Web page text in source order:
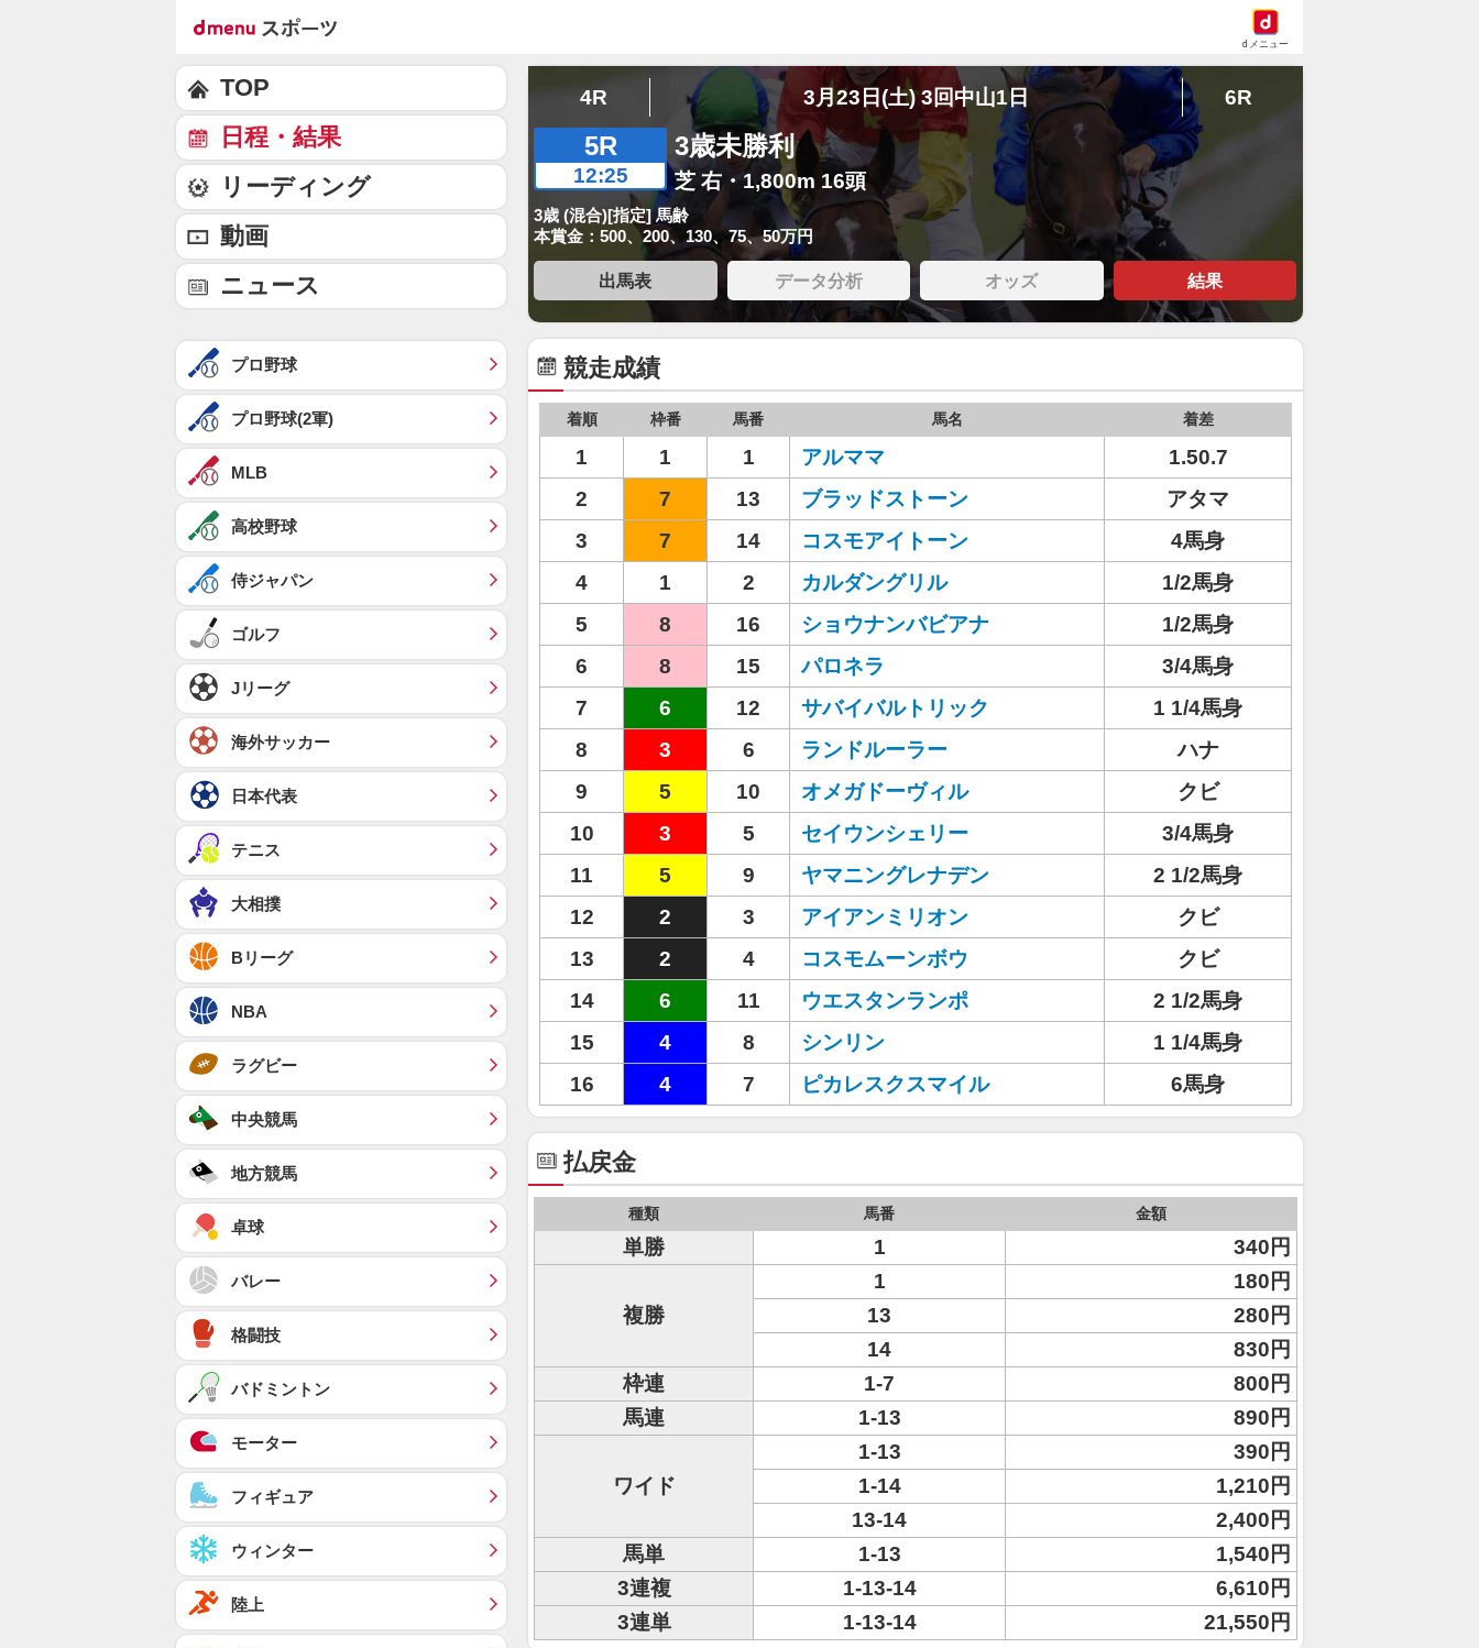
dメニュー
4R 3月23日(土) 3回中山1日 6R
5R
12:25
3歳未勝利
芝 右・1,800m 16頭
3歳 (混合)[指定] 馬齢
本賞金：500、200、130、75、50万円
出馬表 データ分析 オッズ 結果
競走成績
着順 枠番 馬番 馬名 着差
1 1 1 アルママ
1.50.7
2
7 13 ブラッドストーン
アタマ
3
7 14 コスモアイトーン
4馬身
4
1 2 カルダングリル
1/2馬身
5
8 16 ショウナンバビアナ
1/2馬身
6
8 15 パロネラ
3/4馬身
7
6 12 サバイバルトリック
1 1/4馬身
8
3 6 ランドルーラー
ハナ
9
5 10 オメガドーヴィル
クビ
10
3 5 セイウンシェリー
3/4馬身
11
5 9 ヤマニングレナデン
2 1/2馬身
12
2 3 アイアンミリオン
クビ
13
2 4 コスモムーンボウ
クビ
14
6 11 ウエスタンランポ
2 1/2馬身
15
4 8 シンリン
1 1/4馬身
16
4 7 ピカレスクスマイル 6馬身
払戻金
種類 馬番 金額
単勝 1 340円
複勝
1
180円
13
280円
14
830円
枠連
1-7
800円
馬連
1-13 890円
ワイド
1-13
390円
1-14
1,210円
13-14
2,400円
馬単
1-13
1,540円
3連複
1-13-14
6,610円
3連単
1-13-14 21,550円
TOP
日程・結果
リーディング
動画
ニュース
プロ野球
プロ野球(2軍)
MLB
高校野球
侍ジャパン
ゴルフ
Jリーグ
海外サッカー
日本代表
テニス
大相撲
Bリーグ
NBA
ラグビー
中央競馬
地方競馬
卓球
バレー
格闘技
バドミントン
モーター
フィギュア
ウィンター
陸上